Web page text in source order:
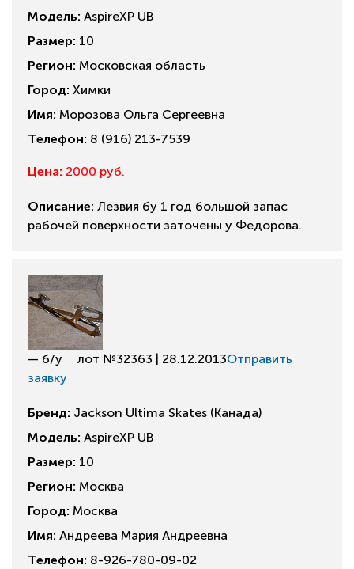
Модель: AspireXP UB
Размер: 10
Регион: Московская область
Город: Химки
Имя: Морозова Ольга Сергеевна
Телефон: 8 (916) 213-7539
Цена: 2000 руб.
Описание: Лезвия бу 1 год большой запас
рабочей поверхности заточены у Федорова.
— б/у лот №32363 | 28.12.2013Отправить
заявку
Бренд: Jackson Ultima Skates (Канада)
Модель: AspireXP UB
Размер: 10
Регион: Москва
Город: Москва
Имя: Андреева Мария Андреевна
Телефон: 8-926-780-09-02